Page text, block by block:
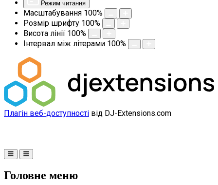
Режим читання
Масштабування 100%
Розмір шрифту 100%
Висота лінії 100%
Інтервал між літерами 100%
Плагін веб-доступності від DJ-Extensions.com
Головне меню